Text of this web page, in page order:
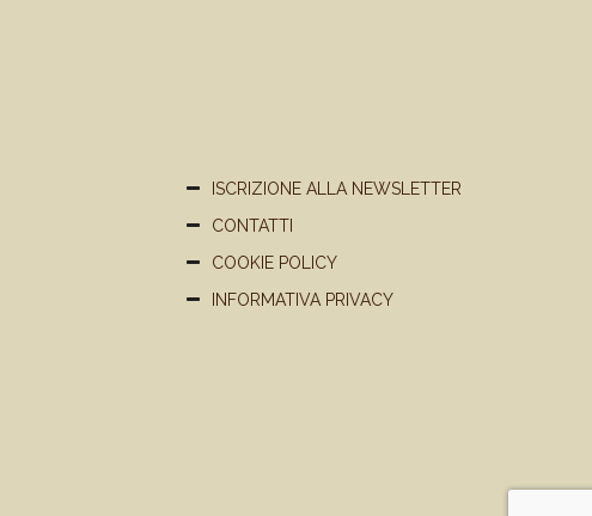
ISCRIZIONE ALLA NEWSLETTER
CONTATTI
COOKIE POLICY
INFORMATIVA PRIVACY